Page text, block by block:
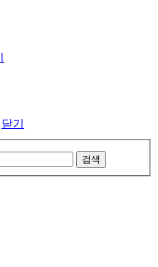
닫기
검색